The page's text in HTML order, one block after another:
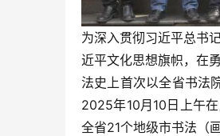
为深入贯彻习近平总书
近平文化思想旗帜，在
法史上首次以全省书法
2025年10月10日上午
全省21个地级市书法（